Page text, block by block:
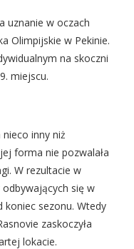
uznanie w oczach
Olimpijskie w Pekinie.
na skoczni
miejscu.
nieco inny niż
forma nie pozwalała
W rezultacie w
się w
koniec sezonu. Wtedy
zaskoczyła
lokacie.